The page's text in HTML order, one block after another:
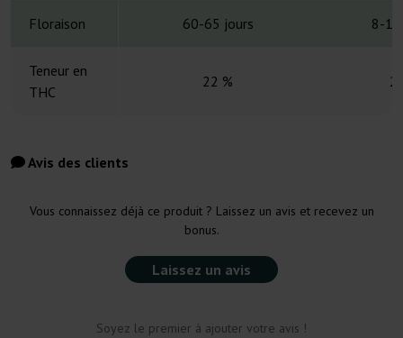
Floraison 60-65 jours 8-10
Teneur en
THC
22 %
Avis des clients
Vous connaissez déjà ce produit ? Laissez un avis et recevez un
bonus.
Laissez un avis
Soyez le premier à ajouter votre avis !